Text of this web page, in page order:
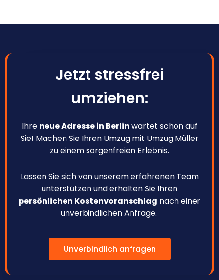
Jetzt stressfrei
umziehen:
Ihre neue Adresse in Berlin wartet schon auf
Sie! Machen Sie Ihren Umzug mit Umzug Müller
zu einem sorgenfreien Erlebnis.
Lassen Sie sich von unserem erfahrenen Team
unterstützen und erhalten Sie Ihren
persönlichen Kostenvoranschlag nach einer
unverbindlichen Anfrage.
Unverbindlich anfragen